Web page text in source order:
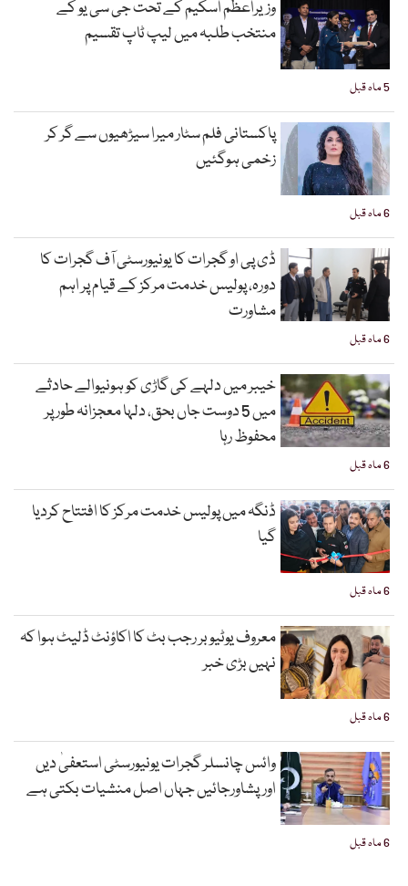
5 ماہ قبل
وزیراعظم اسکیم کے تحت جی سی یو کے
منتخب طلبہ میں لیپ ٹاپ تقسیم
6 ماہ قبل
پاکستانی فلم سٹار میرا سیڑھیوں سے گر کر
زخمی ہوگئیں
6 ماہ قبل
ڈی پی او گجرات کا یونیورسٹی آف گجرات کا
دورہ، پولیس خدمت مرکز کے قیام پر اہم
مشاورت
6 ماہ قبل
خیبر میں دلہے کی گاڑی کو ہونیوالے حادثے
میں 5 دوست جاں بحق، دلہا معجزانہ طور پر
محفوظ رہا
6 ماہ قبل
ڈنگہ میں پولیس خدمت مرکز کا افتتاح کردیا
گیا
6 ماہ قبل
معروف یوٹیوبر رجب بٹ کا اکاؤنٹ ڈلیٹ ہوا کہ
نہیں بڑی خبر
6 ماہ قبل
وائس چانسلر گجرات یونیورسٹی استعفیٰ دیں
اورپشاورجائیں جہاں اصل منشیات بکتی ہے